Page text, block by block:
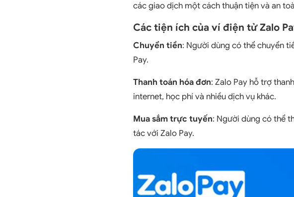
các giao dịch một cách thuận tiện và an
Các tiện ích của ví điện tử Zalo
Chuyển tiền: Người dùng có thể chuyển
Pay.
Thanh toán hóa đơn: Zalo Pay hỗ trợ
internet, học phí và nhiều dịch vụ khác.
Mua sắm trực tuyến: Người dùng có thể
tác với Zalo Pay.